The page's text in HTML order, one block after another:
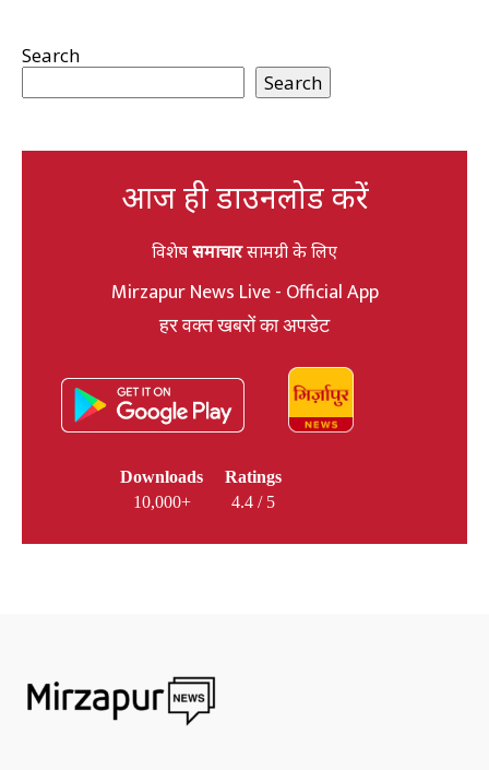
Search
Search
आज ही डाउनलोड करें
विशेषसमाचारसामग्री के लिए
Mirzapur News Live - Official App
हर वक्त खबरों का अपडेट
Downloads
10,000+
Ratings
4.4 / 5